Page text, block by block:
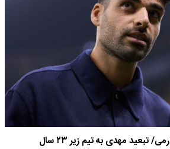
تبعید مهدی به تیم زیر ۲۳ سال